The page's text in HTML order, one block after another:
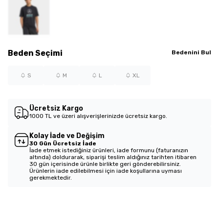
Beden Seçimi Bedenini Bul
S M L XL
Ücretsiz Kargo
1000 TL ve üzeri alışverişlerinizde ücretsiz kargo.
Kolay İade ve Değişim
30 Gün Ücretsiz İade
İade etmek istediğiniz ürünleri, iade formunu (faturanızın
altında) doldurarak, siparişi teslim aldığınız tarihten itibaren
30 gün içerisinde ürünle birlikte geri gönderebilirsiniz.
Ürünlerin iade edilebilmesi için iade koşullarına uyması
gerekmektedir.